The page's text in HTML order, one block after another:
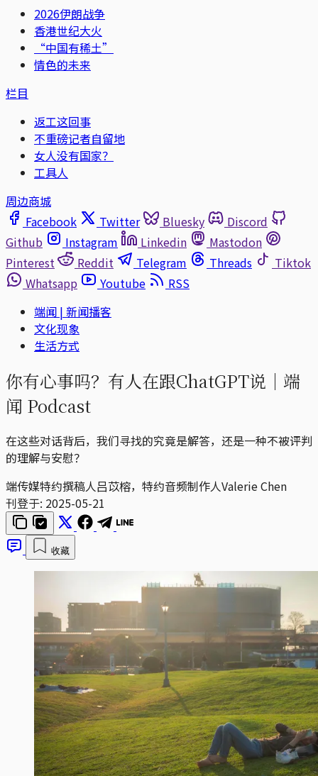
2026伊朗战争
香港世纪大火
“中国有稀土”
情色的未来
栏目
返工这回事
不重磅记者自留地
女人没有国家？
工具人
周边商城
Facebook
Twitter Bluesky
Discord
Github
Instagram Linkedin
Mastodon
Pinterest
Reddit Telegram Threads
Tiktok
Whatsapp
Youtube
RSS
端闻 | 新闻播客
文化现象
生活方式
你有心事吗？有人在跟ChatGPT说｜端
闻 Podcast
在这些对话背后，我们寻找的究竟是解答，还是一种不被评判
的理解与安慰？
端传媒特约撰稿人吕苡榕，特约音频制作人Valerie Chen
刊登于: 2025-05-21
收藏